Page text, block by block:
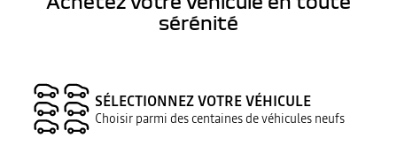
sérénité
SÉLECTIONNEZ VOTRE VÉHICULE
Choisir parmi des centaines de véhicules neufs